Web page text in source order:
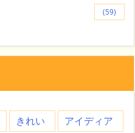
(59)
きれい
アイディア